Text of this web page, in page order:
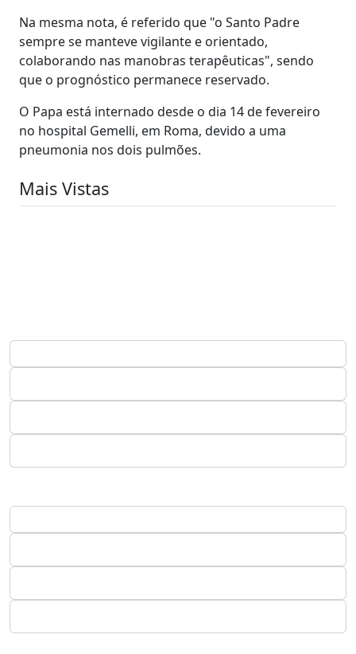
Na mesma nota, é referido que "o Santo Padre
sempre se manteve vigilante e orientado,
colaborando nas manobras terapêuticas", sendo
que o prognóstico permanece reservado.
O Papa está internado desde o dia 14 de fevereiro
no hospital Gemelli, em Roma, devido a uma
pneumonia nos dois pulmões.
Mais Vistas